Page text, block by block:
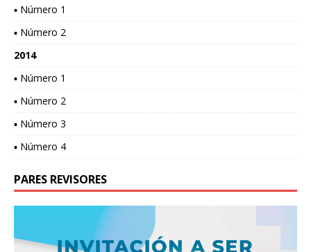
▪ Número 1
▪ Número 2
2014
▪ Número 1
▪ Número 2
▪ Número 3
▪ Número 4
PARES REVISORES